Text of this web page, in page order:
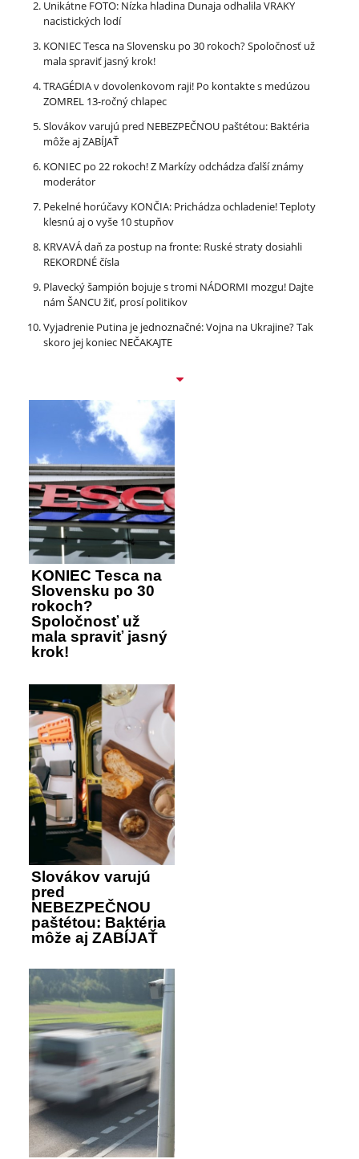
Unikátne FOTO: Nízka hladina Dunaja odhalila VRAKY
nacistických lodí
KONIEC Tesca na Slovensku po 30 rokoch? Spoločnosť už
mala spraviť jasný krok!
TRAGÉDIA v dovolenkovom raji! Po kontakte s medúzou
ZOMREL 13-ročný chlapec
Slovákov varujú pred NEBEZPEČNOU paštétou: Baktéria
môže aj ZABÍJAŤ
KONIEC po 22 rokoch! Z Markízy odchádza ďalší známy
moderátor
Pekelné horúčavy KONČIA: Prichádza ochladenie! Teploty
klesnú aj o vyše 10 stupňov
KRVAVÁ daň za postup na fronte: Ruské straty dosiahli
REKORDNÉ čísla
Plavecký šampión bojuje s tromi NÁDORMI mozgu! Dajte
nám ŠANCU žiť, prosí politikov
Vyjadrenie Putina je jednoznačné: Vojna na Ukrajine? Tak
skoro jej koniec NEČAKAJTE
KONIEC Tesca na
Slovensku po 30
rokoch?
Spoločnosť už
mala spraviť jasný
krok!
Slovákov varujú
pred
NEBEZPEČNOU
paštétou: Baktéria
môže aj ZABÍJAŤ